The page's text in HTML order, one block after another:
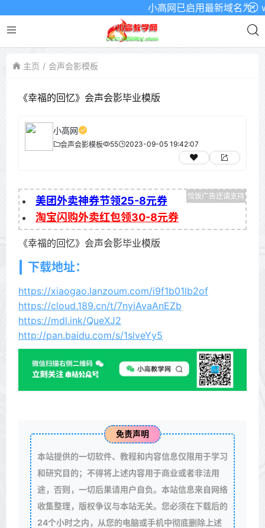
小高网已启用最新域名为：
主页 会声会影模板
《幸福的回忆》会声会影毕业模版
小高网
会声会影模板 55 2023-09-05 19:42:07
美团外卖神券节领25-8元券
淘宝闪购外卖红包领30-8元券
《幸福的回忆》会声会影毕业模版
下载地址：
https://xiaogao.lanzoum.com/i9f1b01lb2of
https://cloud.189.cn/t/7nyiAvaAnEZb
https://mdl.ink/QueXJ2
http://pan.baidu.com/s/1slveYy5
免责声明
本站提供的一切软件、教程和内容信息仅限用于学习
和研究目的；不得将上述内容用于商业或者非法用
途，否则，一切后果请用户自负。本站信息来自网络
收集整理，版权争议与本站无关。您必须在下载后的
24个小时之内，从您的电脑或手机中彻底删除上述